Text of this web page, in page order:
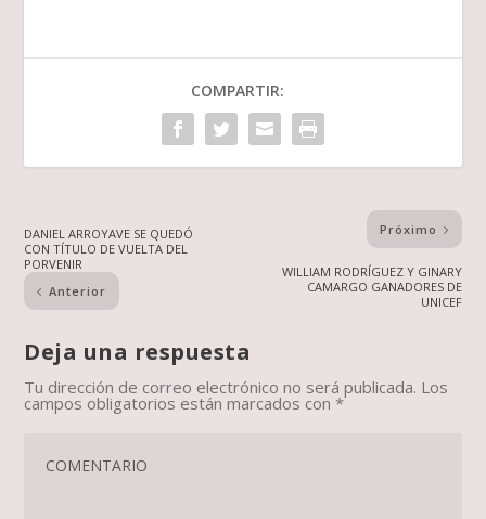
COMPARTIR:
DANIEL ARROYAVE SE QUEDÓ
CON TÍTULO DE VUELTA DEL
PORVENIR
Anterior
Próximo
WILLIAM RODRÍGUEZ Y GINARY
CAMARGO GANADORES DE
UNICEF
Deja una respuesta
Tu dirección de correo electrónico no será publicada. Los
campos obligatorios están marcados con*